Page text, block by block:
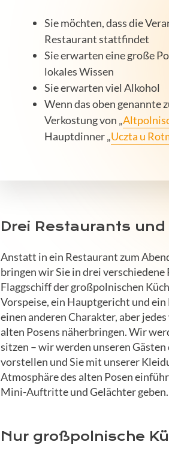
Sie möchten, dass die
Restaurant stattfindet
Sie erwarten eine große
lokales Wissen
Sie erwarten viel Alkohol
Wenn das oben
Verkostung von „
Hauptdinner„Uczta u
Drei Restaurants
Anstatt in ein Restaurant zum
bringen wir Sie in drei
Flaggschiff der großpolnischen
Vorspeise, ein Hauptgericht und
einen anderen Charakter, aber
alten Posens näherbringen. Wir
sitzen – wir werden unseren
vorstellen und Sie mit unserer
Atmosphäre des alten Posen
Mini-Auftritte und Gelächter geben.
Nur großpolnische